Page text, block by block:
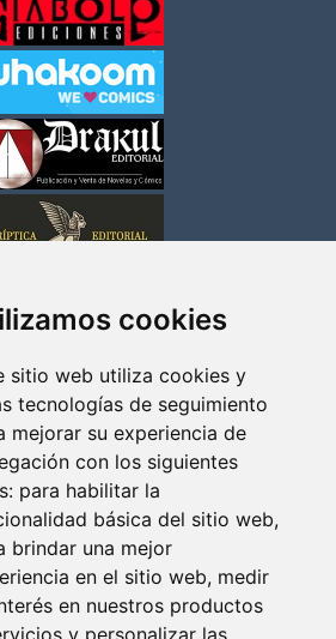
cookies
sitio web utiliza cookies y
tecnologías de seguimiento
mejorar su experiencia de
con los siguientes
para habilitar la
básica del sitio web,
brindar una mejor
en el sitio web, medir
en nuestros productos
y personalizar las
WINNICK: LA ACTRIZ MAS GUAPA DE
2013
(EMILY BETT RICKARDS), LAS FOTOS
DE LA ALIADA DE ARROW
30, 2013
TODA TU HISTORIA. EPISODIO 3.